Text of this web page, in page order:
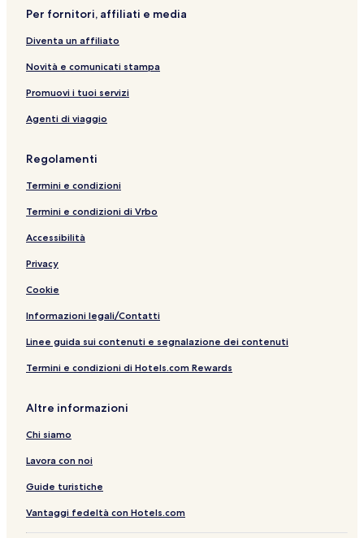
Per fornitori, affiliati e media
Diventa un affiliato
Novità e comunicati stampa
Promuovi i tuoi servizi
Agenti di viaggio
Regolamenti
Termini e condizioni
Termini e condizioni di Vrbo
Accessibilità
Privacy
Cookie
Informazioni legali/Contatti
Linee guida sui contenuti e segnalazione dei contenuti
Termini e condizioni di Hotels.com Rewards
Altre informazioni
Chi siamo
Lavora con noi
Guide turistiche
Vantaggi fedeltà con Hotels.com